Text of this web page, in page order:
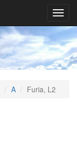
A Furia, L2